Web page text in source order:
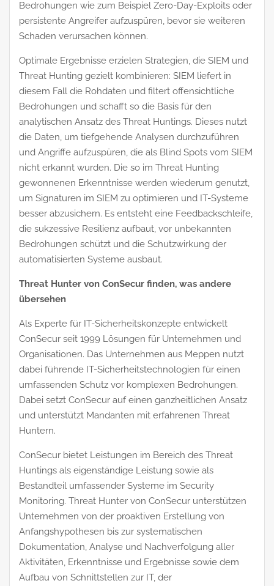
Bedrohungen wie zum Beispiel Zero-Day-Exploits oder
persistente Angreifer aufzuspüren, bevor sie weiteren
Schaden verursachen können.
Optimale Ergebnisse erzielen Strategien, die SIEM und
Threat Hunting gezielt kombinieren: SIEM liefert in
diesem Fall die Rohdaten und filtert offensichtliche
Bedrohungen und schafft so die Basis für den
analytischen Ansatz des Threat Huntings. Dieses nutzt
die Daten, um tiefgehende Analysen durchzuführen
und Angriffe aufzuspüren, die als Blind Spots vom SIEM
nicht erkannt wurden. Die so im Threat Hunting
gewonnenen Erkenntnisse werden wiederum genutzt,
um Signaturen im SIEM zu optimieren und IT-Systeme
besser abzusichern. Es entsteht eine Feedbackschleife,
die sukzessive Resilienz aufbaut, vor unbekannten
Bedrohungen schützt und die Schutzwirkung der
automatisierten Systeme ausbaut.
Threat Hunter von ConSecur finden, was andere
übersehen
Als Experte für IT-Sicherheitskonzepte entwickelt
ConSecur seit 1999 Lösungen für Unternehmen und
Organisationen. Das Unternehmen aus Meppen nutzt
dabei führende IT-Sicherheitstechnologien für einen
umfassenden Schutz vor komplexen Bedrohungen.
Dabei setzt ConSecur auf einen ganzheitlichen Ansatz
und unterstützt Mandanten mit erfahrenen Threat
Huntern.
ConSecur bietet Leistungen im Bereich des Threat
Huntings als eigenständige Leistung sowie als
Bestandteil umfassender Systeme im Security
Monitoring. Threat Hunter von ConSecur unterstützen
Unternehmen von der proaktiven Erstellung von
Anfangshypothesen bis zur systematischen
Dokumentation, Analyse und Nachverfolgung aller
Aktivitäten, Erkenntnisse und Ergebnisse sowie dem
Aufbau von Schnittstellen zur IT, der